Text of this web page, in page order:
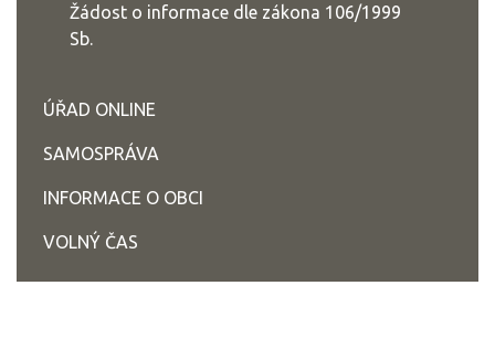
Žádost o informace dle zákona 106/1999
Sb.
ÚŘAD ONLINE
SAMOSPRÁVA
INFORMACE O OBCI
VOLNÝ ČAS